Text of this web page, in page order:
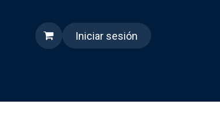
Iniciar sesión